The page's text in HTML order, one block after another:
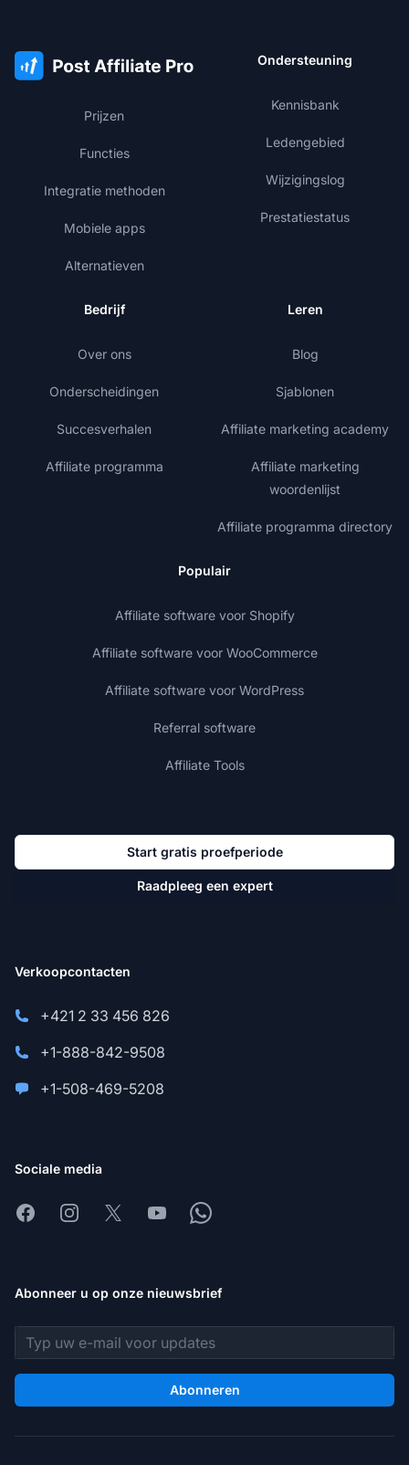
Prijzen
Functies
Integratie methoden
Mobiele apps
Alternatieven
Ondersteuning
Kennisbank
Ledengebied
Wijzigingslog
Prestatiestatus
Bedrijf
Over ons
Onderscheidingen
Succesverhalen
Affiliate programma
Leren
Blog
Sjablonen
Affiliate marketing academy
Affiliate marketing
woordenlijst
Affiliate programma directory
Populair
Affiliate software voor Shopify
Affiliate software voor WooCommerce
Affiliate software voor WordPress
Referral software
Affiliate Tools
Start gratis proefperiode
Raadpleeg een expert
Verkoopcontacten
+421 2 33 456 826
+1-888-842-9508
+1-508-469-5208
Sociale media
FacebookInstagram
X YoutubeWhatsapp
Abonneer u op onze nieuwsbrief
E-mailadres
Abonneren